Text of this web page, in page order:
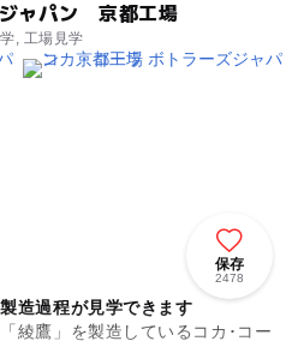
ャパン 京都工場
, 工場見学
保存
2478
造過程が見学できます
綾鷹」を製造しているコカ･コー